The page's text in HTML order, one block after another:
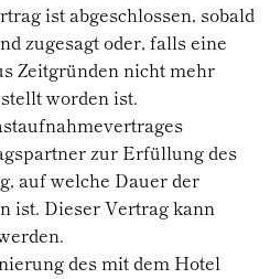
ist abgeschlossen, sobald
zugesagt oder, falls eine
Zeitgründen nicht mehr
worden ist.
zur Erfüllung des
auf welche Dauer der
ist. Dieser Vertrag kann
des mit dem Hotel